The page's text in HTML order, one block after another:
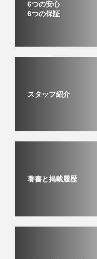
6つの安心
6つの保証
スタッフ紹介
著書と掲載履歴